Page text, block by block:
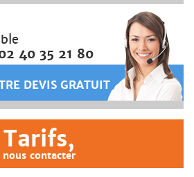
40 35 21 80
DEVIS GRATUIT
Tarifs,
nous contacter